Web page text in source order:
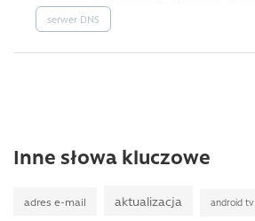
serwer DNS
Inne słowa kluczowe
adres e-mail aktualizacja android tv